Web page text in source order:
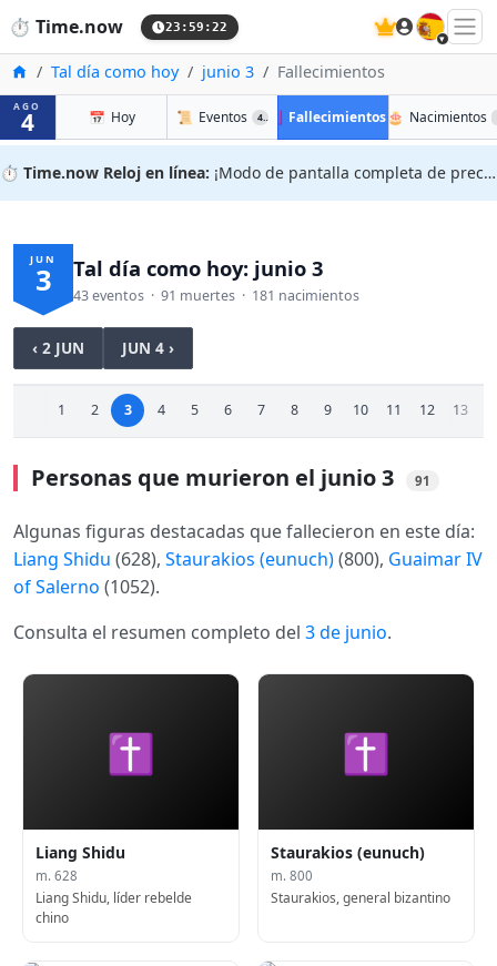
⏱️ Time.now 23:59:23 🇪🇸
InicioTal día como hoy junio 3 Fallecimientos
AGO
4 📅 Hoy 📜 Eventos 43✝️ Fallecimientos 91
🎂 Nacimientos
⏱️ Time.now Reloj en línea: ¡Modo de pantalla completa de precisión!
JUN
3 Tal día como hoy: junio 3
43 eventos · 91 muertes · 181 nacimientos
‹ 2 JUN JUN 4 ›
1 2 3 4 5 6 7 8 9 10 11 12 13
Personas que murieron el junio 3 91
Algunas figuras destacadas que fallecieron en este día:
Liang Shidu (628), Staurakios (eunuch)(800), Guaimar IV
of Salerno (1052).
Consulta el resumen completo del 3 de junio.
✝
Liang Shidu
m. 628
Liang Shidu, líder rebelde
chino
✝
Staurakios (eunuch)
m. 800
Staurakios, general bizantino